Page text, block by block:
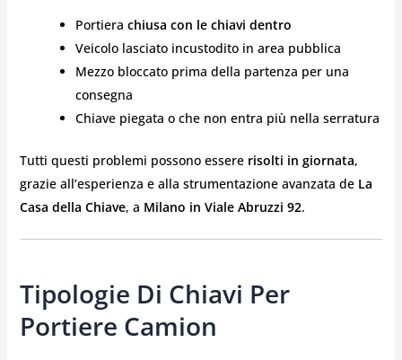
Portiera chiusa con le chiavi dentro
Veicolo lasciato incustodito in area pubblica
Mezzo bloccato prima della partenza per una
consegna
Chiave piegata o che non entra più nella serratura
Tutti questi problemi possono essere risolti in giornata,
grazie all’esperienza e alla strumentazione avanzata de La
Casa della Chiave, a Milano in Viale Abruzzi 92.
Tipologie Di Chiavi Per
Portiere Camion